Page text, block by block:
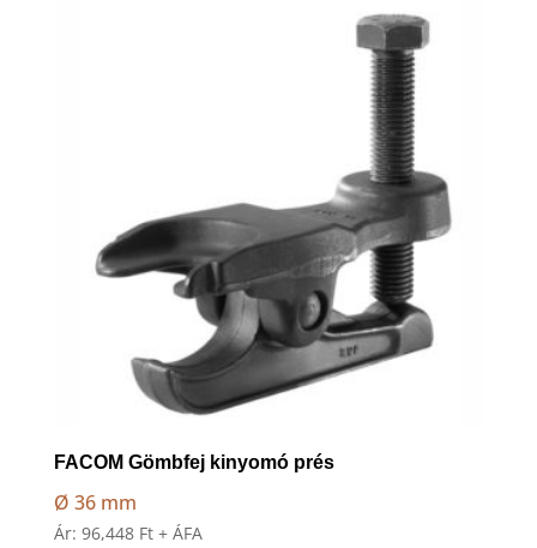
FACOM Gömbfej kinyomó prés
Ø 36 mm
Ár: 96,448 Ft + ÁFA